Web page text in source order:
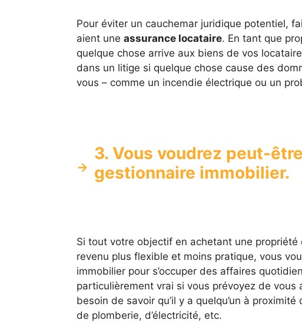
Pour éviter un cauchemar juridique potentiel,
aient une assurance locataire. En tant que
quelque chose arrive aux biens de vos
dans un litige si quelque chose cause des
vous – comme un incendie électrique ou un
3. Vous voudrez peut-
gestionnaire immobilier.
Si tout votre objectif en achetant une propriété
revenu plus flexible et moins pratique, vous
immobilier pour s’occuper des affaires
particulièrement vrai si vous prévoyez de
besoin de savoir qu’il y a quelqu’un à
de plomberie, d’électricité, etc.